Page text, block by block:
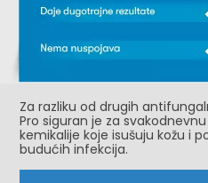
Za razliku od drugih
Pro siguran je za
kemikalije koje isušuju kožu i
budućih infekcija.